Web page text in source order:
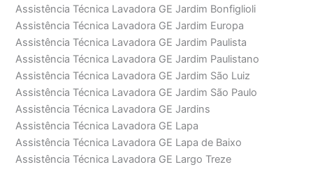
Assistência Técnica Lavadora GE Jardim Bonfiglioli
Assistência Técnica Lavadora GE Jardim Europa
Assistência Técnica Lavadora GE Jardim Paulista
Assistência Técnica Lavadora GE Jardim Paulistano
Assistência Técnica Lavadora GE Jardim São Luiz
Assistência Técnica Lavadora GE Jardim São Paulo
Assistência Técnica Lavadora GE Jardins
Assistência Técnica Lavadora GE Lapa
Assistência Técnica Lavadora GE Lapa de Baixo
Assistência Técnica Lavadora GE Largo Treze